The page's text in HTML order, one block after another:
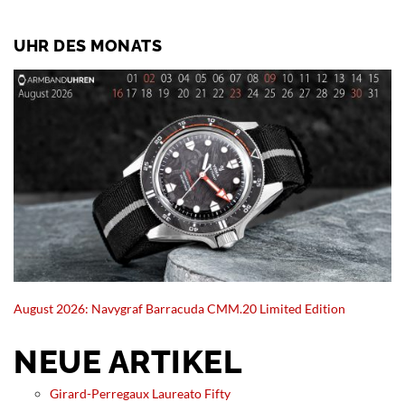
UHR DES MONATS
August 2026: Navygraf Barracuda CMM.20 Limited Edition
NEUE ARTIKEL
Girard-Perregaux Laureato Fifty